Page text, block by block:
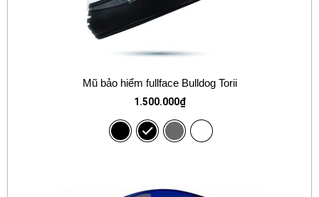
Mũ bảo hiểm fullface Bulldog Torii
1.500.000₫